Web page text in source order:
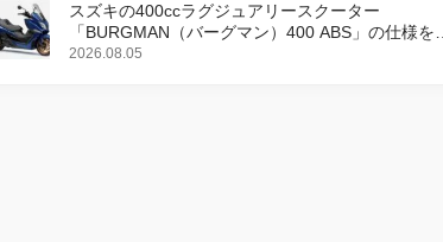
スズキの400ccラグジュアリースクーター
「BURGMAN（バーグマン）400 ABS」の仕様を変
更し、8月18日に発売
2026.08.05